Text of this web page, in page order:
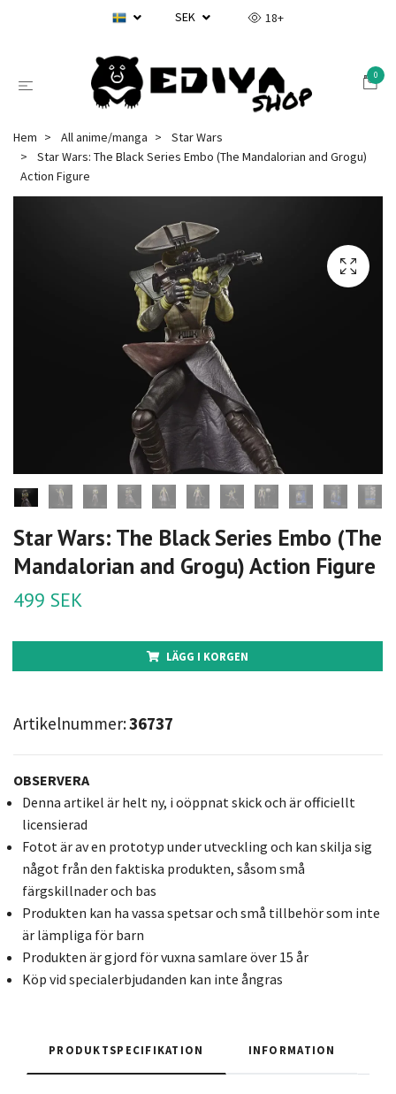
SEK 18+
0
Hem All anime/manga
Star Wars
Star Wars: The Black Series Embo (The Mandalorian and Grogu)
Action Figure
Star Wars: The Black Series Embo (The
Mandalorian and Grogu) Action Figure
499 SEK
LÄGG I KORGEN
Artikelnummer:36737
OBSERVERA
Denna artikel är helt ny, i oöppnat skick och är officiellt
licensierad
Fotot är av en prototyp under utveckling och kan skilja sig
något från den faktiska produkten, såsom små
färgskillnader och bas
Produkten kan ha vassa spetsar och små tillbehör som inte
är lämpliga för barn
Produkten är gjord för vuxna samlare över 15 år
Köp vid specialerbjudanden kan inte ångras
PRODUKTSPECIFIKATION INFORMATION